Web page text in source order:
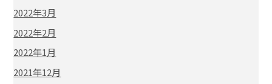
2022年3月
2022年2月
2022年1月
2021年12月